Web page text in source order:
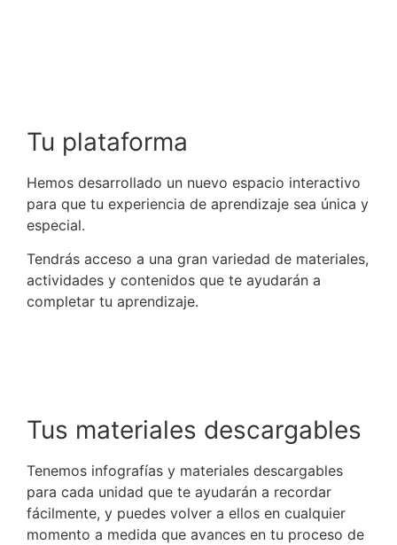
Tu plataforma
Hemos desarrollado un nuevo espacio interactivo
para que tu experiencia de aprendizaje sea única y
especial.
Tendrás acceso a una gran variedad de materiales,
actividades y contenidos que te ayudarán a
completar tu aprendizaje.
Tus materiales descargables
Tenemos infografías y materiales descargables
para cada unidad que te ayudarán a recordar
fácilmente, y puedes volver a ellos en cualquier
momento a medida que avances en tu proceso de